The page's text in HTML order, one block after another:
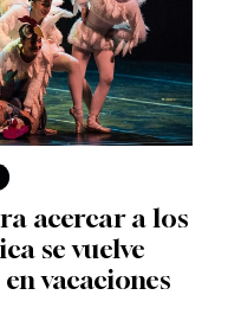
acercar a los
se vuelve
vacaciones